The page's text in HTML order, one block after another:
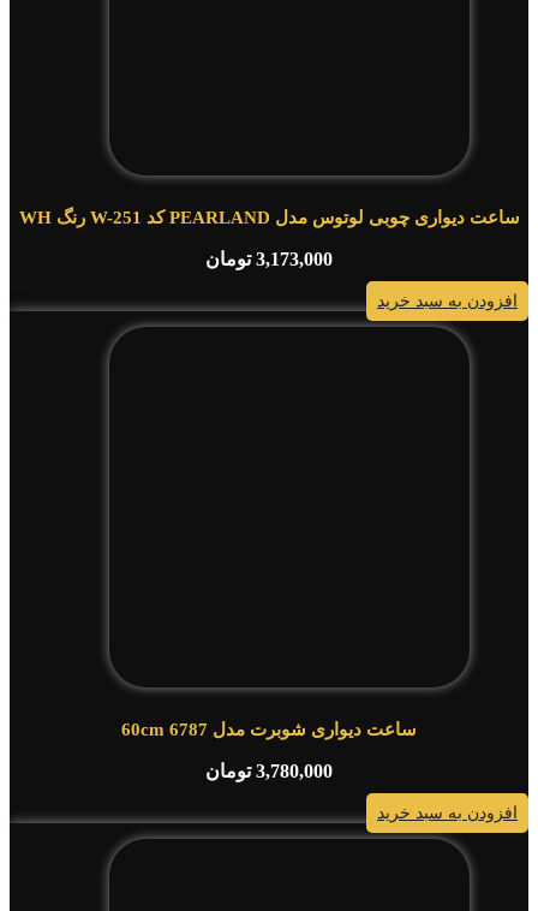
ساعت دیواری چوبی لوتوس مدل PEARLAND کد W-251 رنگ WH
3,173,000 تومان
افزودن به سبد خرید
ساعت دیواری شوبرت مدل 6787 60cm
3,780,000 تومان
افزودن به سبد خرید